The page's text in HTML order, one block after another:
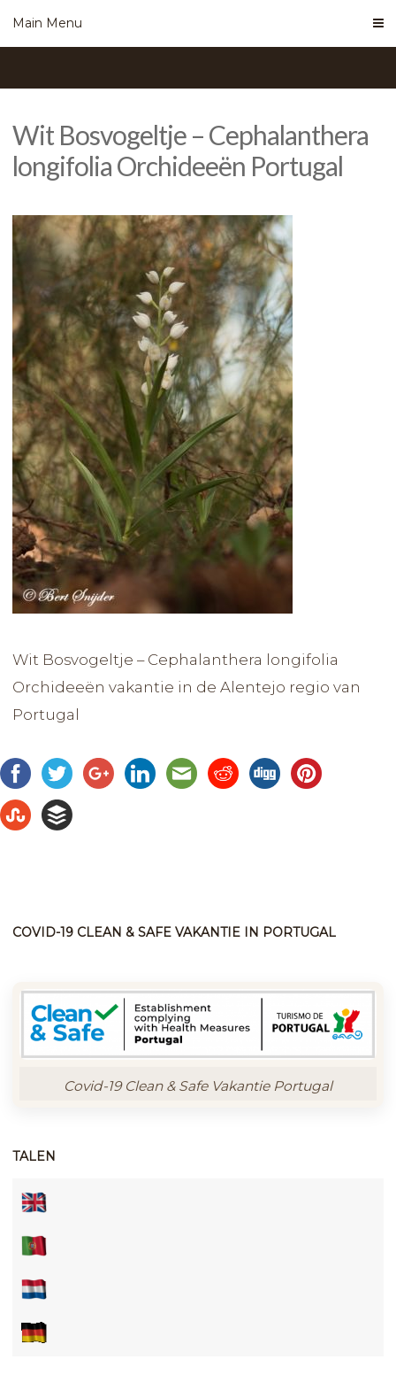
Main Menu
Wit Bosvogeltje – Cephalanthera
longifolia Orchideeën Portugal
Wit Bosvogeltje – Cephalanthera longifolia
Orchideeën vakantie in de Alentejo regio van
Portugal
COVID-19 CLEAN & SAFE VAKANTIE IN PORTUGAL
Covid-19 Clean & Safe Vakantie Portugal
TALEN